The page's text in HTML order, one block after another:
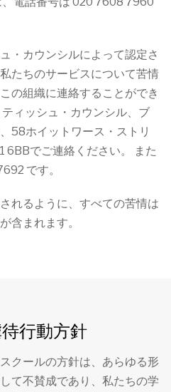
・カウンシルによって認定さ
たちのサービスについて苦情
の組織に連絡することができ
ィッシュ・カウンシル、ブ
58ホイットワース・ストリ
6BBでご連絡ください。 また
です。
れるように、すべての苦情は
含まれます。
行動方針
クールの方針は、あらゆる形
て不賛成であり、私たちの学